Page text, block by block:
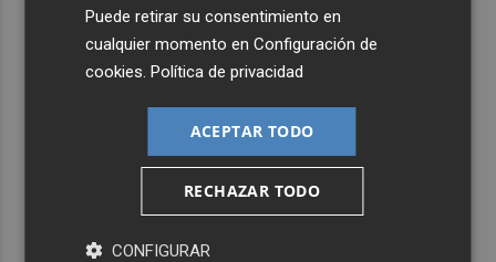
Puede retirar su consentimiento en
cualquier momento enConfiguración de
cookies.Política de privacidad
ACEPTAR TODO
RECHAZAR TODO
CONFIGURAR